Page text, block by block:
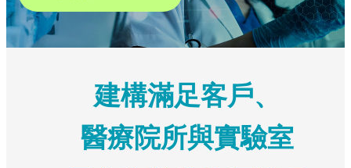
建構滿足客戶、
醫療院所與實驗室